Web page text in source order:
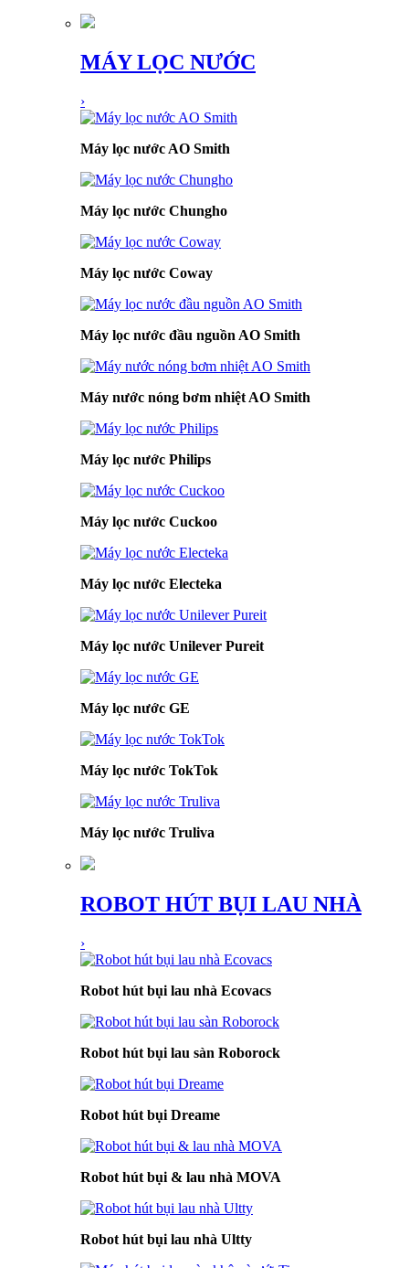
MÁY LỌC NƯỚC
›
Máy lọc nước AO Smith
Máy lọc nước Chungho
Máy lọc nước Coway
Máy lọc nước đầu nguồn AO Smith
Máy nước nóng bơm nhiệt AO Smith
Máy lọc nước Philips
Máy lọc nước Cuckoo
Máy lọc nước Electeka
Máy lọc nước Unilever Pureit
Máy lọc nước GE
Máy lọc nước TokTok
Máy lọc nước Truliva
ROBOT HÚT BỤI LAU NHÀ
›
Robot hút bụi lau nhà Ecovacs
Robot hút bụi lau sàn Roborock
Robot hút bụi Dreame
Robot hút bụi & lau nhà MOVA
Robot hút bụi lau nhà Ultty